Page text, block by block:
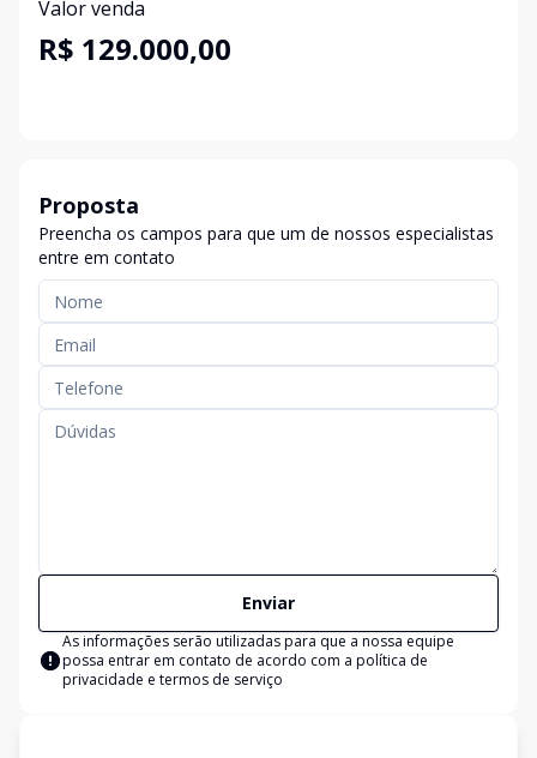
Valor venda
R$ 129.000,00
Proposta
Preencha os campos para que um de nossos especialistas
entre em contato
Enviar
As informações serão utilizadas para que a nossa equipe
possa entrar em contato de acordo com a política de
privacidade e termos de serviço